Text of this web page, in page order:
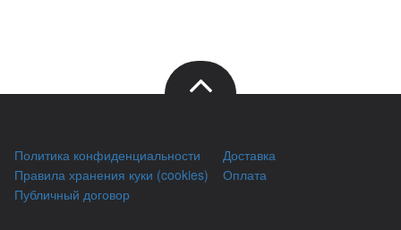
Политика конфиденциальности
Правила хранения куки (cookies)
Публичный договор
Доставка
Оплата